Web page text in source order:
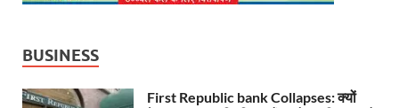
BUSINESS
First Republic bank Collapses: क्यों